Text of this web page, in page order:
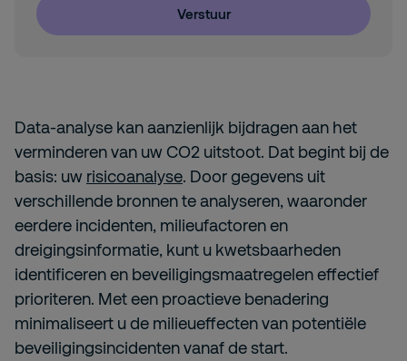
Data-analyse kan aanzienlijk bijdragen aan het
verminderen van uw CO2 uitstoot. Dat begint bij de
basis: uw risicoanalyse. Door gegevens uit
verschillende bronnen te analyseren, waaronder
eerdere incidenten, milieufactoren en
dreigingsinformatie, kunt u kwetsbaarheden
identificeren en beveiligingsmaatregelen effectief
prioriteren. Met een proactieve benadering
minimaliseert u de milieueffecten van potentiële
beveiligingsincidenten vanaf de start.
Verstuur